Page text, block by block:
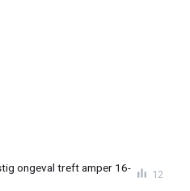
ongeval treft amper 16-
12